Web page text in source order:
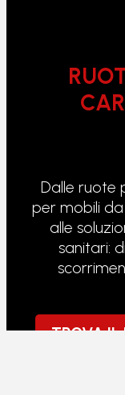
Dalle ruote
per mobili
alle
sanitari:
TROVA IL